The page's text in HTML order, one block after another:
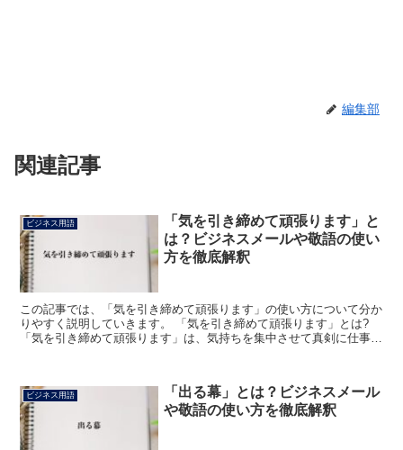
編集部
関連記事
ビジネス用語
「気を引き締めて頑張ります」と
は？ビジネスメールや敬語の使い
方を徹底解釈
この記事では、「気を引き締めて頑張ります」の使い方について分か
りやすく説明していきます。 「気を引き締めて頑張ります」とは?
「気を引き締めて頑張ります」は、気持ちを集中させて真剣に仕事に
ビジネス用語
「出る幕」とは？ビジネスメール
や敬語の使い方を徹底解釈